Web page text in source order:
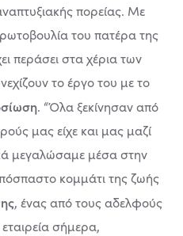
πορείας. Με
του πατέρα της
περάσει στα χέρια των
το έργο του με το
. “Όλα ξεκίνησαν από
μας είχε και μας μαζί
μεγαλώσαμε μέσα στην
κομμάτι της ζωής
, ένας από τους αδελφούς
σήμερα,